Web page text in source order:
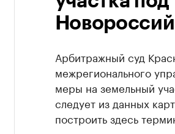
Арбитражный суд
межрегионального
меры на земельный
следует из данных
построить здесь